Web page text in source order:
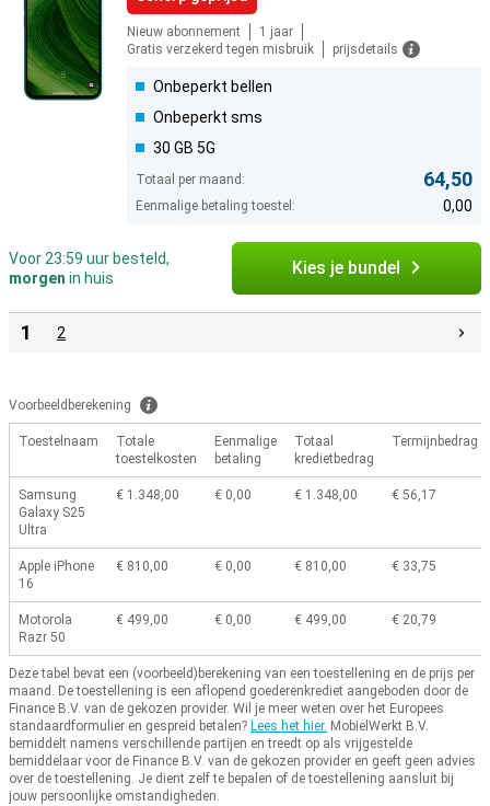
Nieuw abonnement
1 jaar
Gratis verzekerd tegen misbruik
prijsdetails
Onbeperkt bellen
Onbeperkt sms
30 GB 5G
Totaal per maand: 64,50
Eenmalige betaling toestel: 0,00
Voor 23:59 uur besteld,
morgen in huis Kies je bundel
1 2
Voorbeeldberekening
Toestelnaam
Totale
toestelkosten
Eenmalige
betaling
Totaal
kredietbedrag
Termijnbedrag
Samsung
Galaxy S25
Ultra
€ 1.348,00 € 0,00 € 1.348,00 € 56,17
Apple iPhone
16
€ 810,00 € 0,00 € 810,00 € 33,75
Motorola
Razr 50
€ 499,00 € 0,00 € 499,00 € 20,79
Deze tabel bevat een (voorbeeld)berekening van een toestellening en de prijs per
maand. De toestellening is een aflopend goederenkrediet aangeboden door de
Finance B.V. van de gekozen provider. Wil je meer weten over het Europees
standaardformulier en gespreid betalen? Lees het hier. MobielWerkt B.V.
bemiddelt namens verschillende partijen en treedt op als vrijgestelde
bemiddelaar voor de Finance B.V. van de gekozen provider en geeft geen advies
over de toestellening. Je dient zelf te bepalen of de toestellening aansluit bij
jouw persoonlijke omstandigheden.